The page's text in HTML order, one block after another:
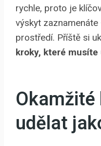
rychle, proto je
výskyt
prostředí. Příště si
kroky, které musíte
udělat